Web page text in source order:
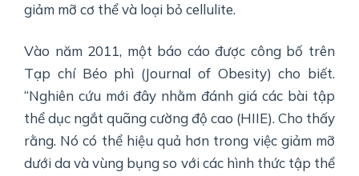
giảm mỡ cơ thể và loại bỏ cellulite.
Vào năm 2011, một báo cáo được công bố trên
Tạp chí Béo phì (Journal of Obesity) cho biết.
“Nghiên cứu mới đây nhằm đánh giá các bài tập
thể dục ngắt quãng cường độ cao (HIIE). Cho thấy
rằng. Nó có thể hiệu quả hơn trong việc giảm mỡ
dưới da và vùng bụng so với các hình thức tập thể